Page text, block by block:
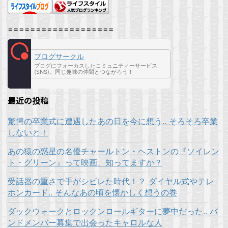
===================
ブログサークル
ブログにフォーカスしたコミュニティーサービス
(SNS)。同じ趣味の仲間とつながろう！
最近の投稿
驚愕の卒業式に遭遇したあの日を今に想う.. そろそろ卒業
しないと！
あの猿の惑星の名優チャールトン・ヘストンの『ソイレン
ト・グリーン』って映画、知ってますか？
受話器の重さで手がシビレた時代！？ ダイヤル式やテレ
ホンカード.. そんなあの頃を懐かしく想うの巻
ダックウォークとロックンロールギターに夢中だった.. バ
ンドメンバー募集で出会ったキャロルな人